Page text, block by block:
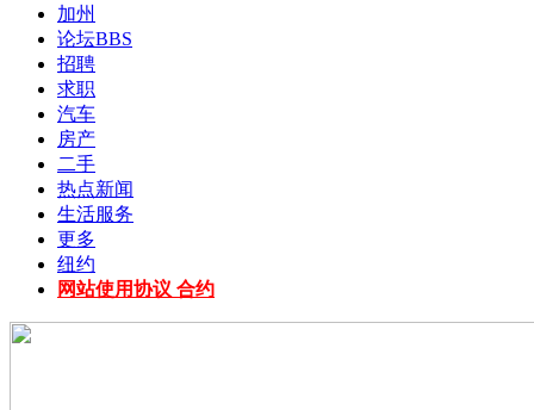
加州
论坛BBS
招聘
求职
汽车
房产
二手
热点新闻
生活服务
更多
纽约
网站使用协议 合约